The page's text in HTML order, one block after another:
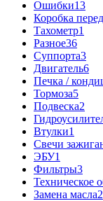
Ошибки13
Коробка
Тахометр1
Разное36
Cуппорта3
Двигатель6
Печка /
Тормоза5
Подвеска2
Втулки1
Свечи
ЭБУ1
Фильтры3
Техническое
Замена масла2